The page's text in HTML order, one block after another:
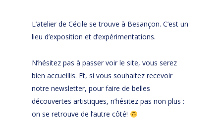
L’atelier de Cécile se trouve à Besançon. C’est un
lieu d’exposition et d’expérimentations.
N’hésitez pas à passer voir le site, vous serez
bien accueillis. Et, si vous souhaitez recevoir
notre newsletter, pour faire de belles
découvertes artistiques, n’hésitez pas non plus :
on se retrouve de l’autre côté!